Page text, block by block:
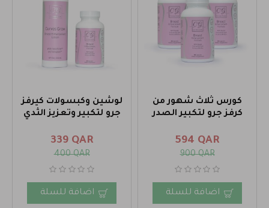
كورس ثلاث شهور من
كرفز جرو لتكبير الصدر
594 QAR
900 QAR
اضافة للسلة
لوشين وكبسولات كيرفز
جرو لتكبير وتعزيز الثدي
339 QAR
400 QAR
اضافة للسلة